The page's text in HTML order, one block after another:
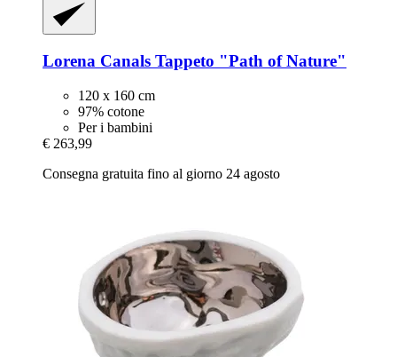
Lorena Canals Tappeto "Path of Nature"
120 x 160 cm
97% cotone
Per i bambini
€ 263,99
Consegna gratuita fino al giorno 24 agosto